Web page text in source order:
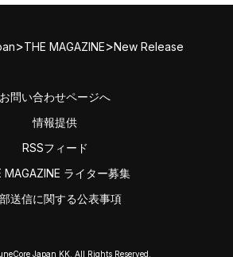
>THE MAGAZINE>New Release
お問い合わせページへ
情報提供
RSSフィード
MAGAZINE ライター募集
送信に関する公表事項
Japan KK. All Rights Reserved.